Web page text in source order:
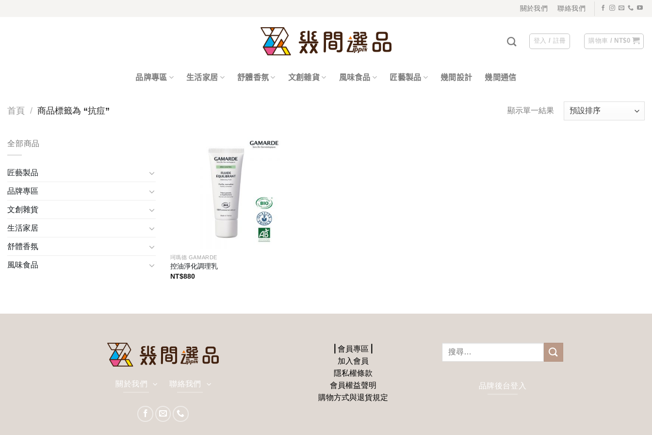
關於我們 聯絡我們
登入 / 註冊 購物車 / NT$0
品牌專區 生活家居 舒體香氛 文創雜貨 風味食品 匠藝製品 幾間設計 幾間通信
首頁 / 商品標籤為 “抗痘” 顯示單一結果
全部商品
匠藝製品
品牌專區
文創雜貨
生活家居
舒體香氛
風味食品
珂瑪德 GAMARDE
控油淨化調理乳
NT$880
關於我們 聯絡我們
⎪會員專區⎪
加入會員
隱私權條款
會員權益聲明
購物方式與退貨規定
品牌後台登入